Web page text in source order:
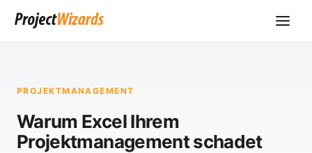
PROJEKTMANAGEMENT
Warum Excel Ihrem
Projektmanagement schadet